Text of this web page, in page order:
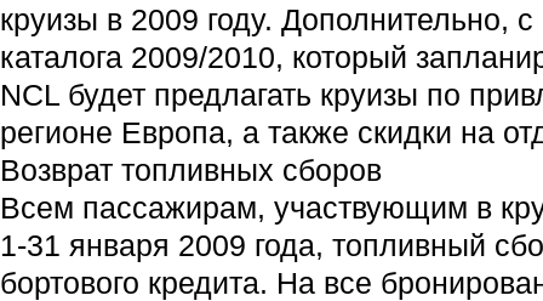
круизы в 2009 году. Дополнительно,
каталога 2009/2010, который
NCL будет предлагать круизы по
регионе Европа, а также скидки на
Возврат топливных сборов
Всем пассажирам, участвующим в
1-31 января 2009 года, топливный
бортового кредита. На все